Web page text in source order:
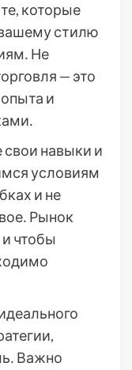
которые
стилю
Не
— это
и
навыки и
условиям
и не
Рынок
чтобы
Важно